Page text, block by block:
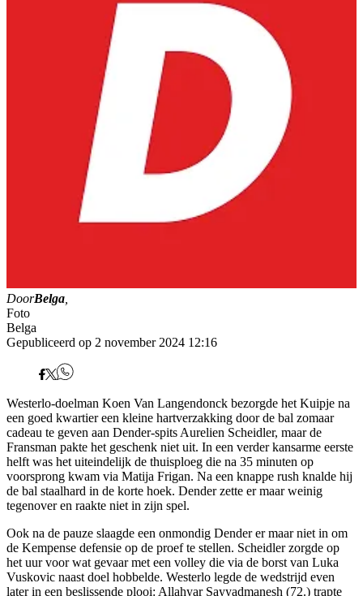
DoorBelga
Foto
Belga
Gepubliceerd op 2 november 2024 12:16
Westerlo-doelman Koen Van Langendonck bezorgde het Kuipje na
een goed kwartier een kleine hartverzakking door de bal zomaar
cadeau te geven aan Dender-spits Aurelien Scheidler, maar de
Fransman pakte het geschenk niet uit. In een verder kansarme eerste
helft was het uiteindelijk de thuisploeg die na 35 minuten op
voorsprong kwam via Matija Frigan. Na een knappe rush knalde hij
de bal staalhard in de korte hoek. Dender zette er maar weinig
tegenover en raakte niet in zijn spel.
Ook na de pauze slaagde een onmondig Dender er maar niet in om
de Kempense defensie op de proef te stellen. Scheidler zorgde op
het uur voor wat gevaar met een volley die via de borst van Luka
Vuskovic naast doel hobbelde. Westerlo legde de wedstrijd even
later in een beslissende plooi: Allahyar Sayyadmanesh (72.) trapte